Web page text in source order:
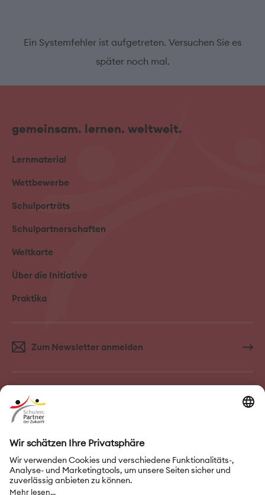
Ein Systemfehler ist aufgetreten. Versuchen Sie es
später noch mal.
gemeinsam. lernen. weltweit.
Lernmaterial
Wettbewerbe
Schulporträts
Schulpartnerschaften
Weltkarte
Über die Initiative
Praktika
Zum Newsletter anmelden
FAQ–Häufige Fragen Kontakt
Nutzungsbedingungen
Datenschutz
Privatsphäre-Einstellungen